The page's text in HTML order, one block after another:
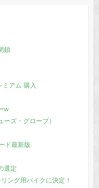
鎖
ミアム 購入
w
ズ・グローブ）
ド最新版
選定
ング用バイクに決定！